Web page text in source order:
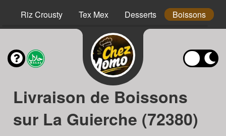
Riz Crousty Tex Mex Desserts Boissons
Livraison de Boissons
sur La Guierche (72380)